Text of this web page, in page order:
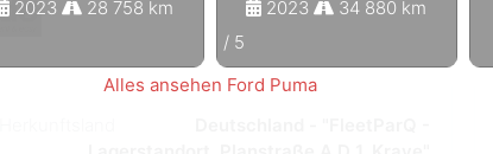
2023 28 758 km 2023 34 880 km
/ 5
Alles ansehen Ford Puma